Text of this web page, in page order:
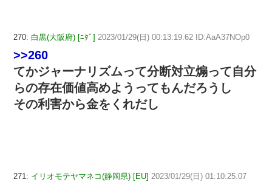
270: 白黒(大阪府) [ﾆﾀﾞ] 2023/01/29(日) 00:13:19.62 ID:AaA37NOp0
>>260
てかジャーナリズムって分断対立煽って自分
らの存在価値高めようってもんだろうし
その利害から金をくれだし
271: イリオモテヤマネコ(静岡県) [EU] 2023/01/29(日) 01:10:25.07